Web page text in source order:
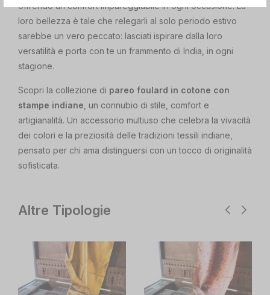
offrendo un comfort impareggiabile in ogni occasione. La
loro bellezza è tale che relegarli al solo periodo estivo
sarebbe un vero peccato: lasciati ispirare dalla loro
versatilità e porta con te un frammento di India, in ogni
stagione.
Scopri la collezione di pareo foulard in cotone con
stampe indiane, un connubio di stile, comfort e
artigianalità. Un accessorio multiuso che celebra la vivacità
dei colori e la preziosità delle tradizioni tessili indiane,
pensato per chi ama distinguersi con un tocco di originalità
sofisticata.
Altre Tipologie